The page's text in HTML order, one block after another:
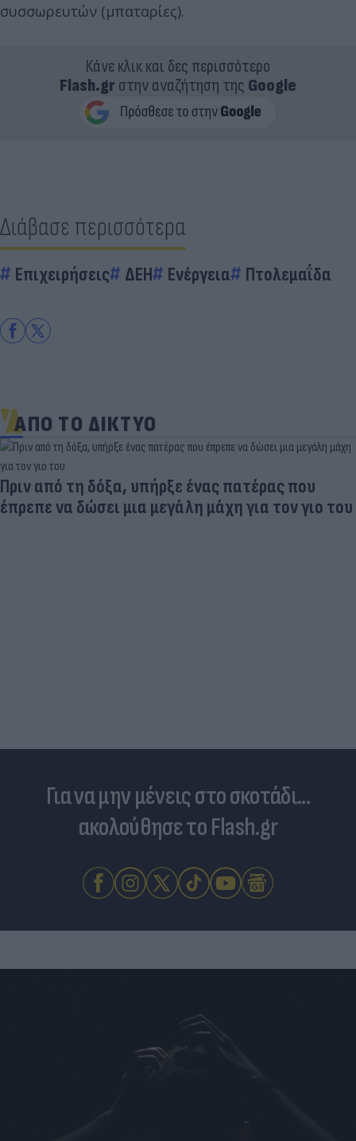
συσσωρευτών (μπαταρίες).
Κάνε κλικ και δες περισσότερο
Flash.grστην αναζήτηση της Google
Διάβασε περισσότερα
Επιχειρήσεις ΔΕΗ Ενέργεια Πτολεμαΐδα
ΑΠΟ ΤΟ ΔΙΚΤΥΟ
Πριν από τη δόξα, υπήρξε ένας πατέρας που
έπρεπε να δώσει μια μεγάλη μάχη για τον γιο του
Για να μην μένεις στο σκοτάδι...
ακολούθησε το Flash.gr